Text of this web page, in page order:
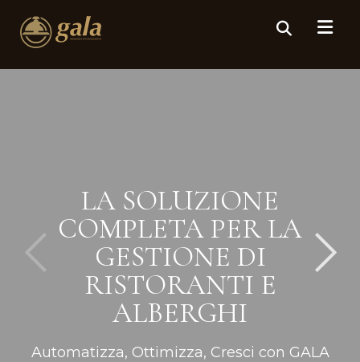
LA SOLUZIONE
COMPLETA PER LA
GESTIONE DI
RISTORANTI E
ALBERGHI
Automatizza, Ottimizza, Cresci con GALA